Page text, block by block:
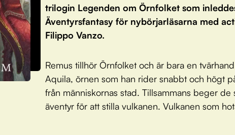
trilogin Legenden om Örnfolket som
Äventyrsfantasy för nybörjarläsarna med
Filippo Vanzo.
Remus tillhör Örnfolket och är bara en
Aquila, örnen som han rider snabbt och högt
från människornas stad. Tillsammans beger
äventyr för att stilla vulkanen. Vulkanen som